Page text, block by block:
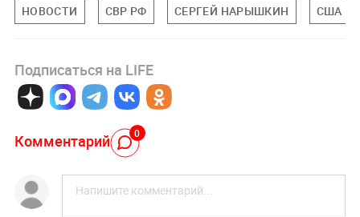
НОВОСТИ СВР РФ СЕРГЕЙ НАРЫШКИН США
Подписаться на LIFE
Комментарий 0